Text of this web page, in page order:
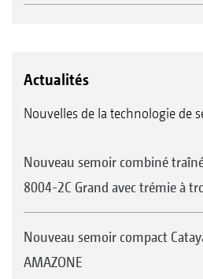
Actualités
Nouvelles de la technologie de
Nouveau semoir combiné
8004-2C Grand avec trémie à
Nouveau semoir compact
AMAZONE